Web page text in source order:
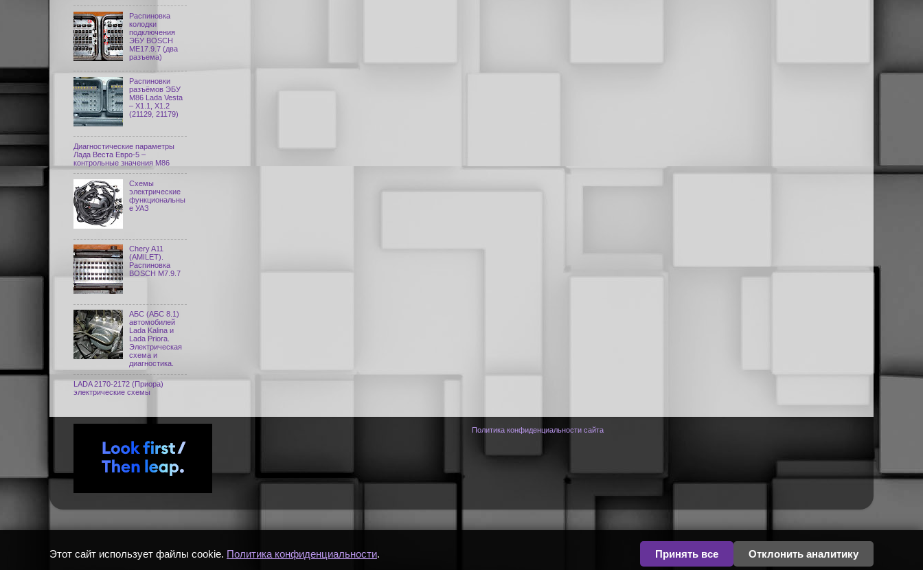
Распиновка
колодки
подключения
ЭБУ BOSCH
ME17.9.7 (два
разъема)
Распиновки
разъёмов ЭБУ
M86 Lada Vesta
– X1.1, X1.2
(21129, 21179)
Диагностические параметры
Лада Веста Евро-5 –
контрольные значения М86
Схемы
электрические
функциональны
е УАЗ
Chery A11
(AMILET).
Распиновка
BOSCH M7.9.7
АБС (АБС 8.1)
автомобилей
Lada Kalina и
Lada Priora.
Электрическая
схема и
диагностика.
LADA 2170-2172 (Приора)
электрические схемы
Политика конфиденциальности сайта
Этот сайт использует файлы cookie. Политика конфиденциальности. Принять все Отклонить аналитику